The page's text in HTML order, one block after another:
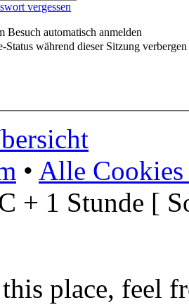
vergessen
Besuch automatisch anmelden
Status während dieser Sitzung verbergen
• Alle Cookies
+ 1 Stunde [
place, feel